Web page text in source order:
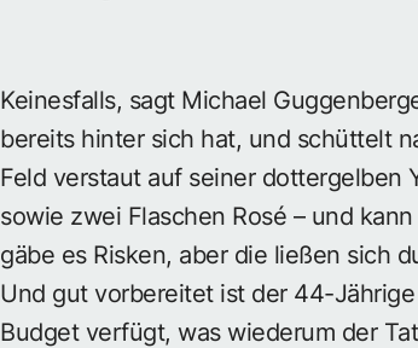
Keinesfalls, sagt Michael
bereits hinter sich hat, und schüttelt
Feld verstaut auf seiner dottergelben
sowie zwei Flaschen Rosé – und
gäbe es Risken, aber die ließen sich
Und gut vorbereitet ist der 44-
Budget verfügt, was wiederum der